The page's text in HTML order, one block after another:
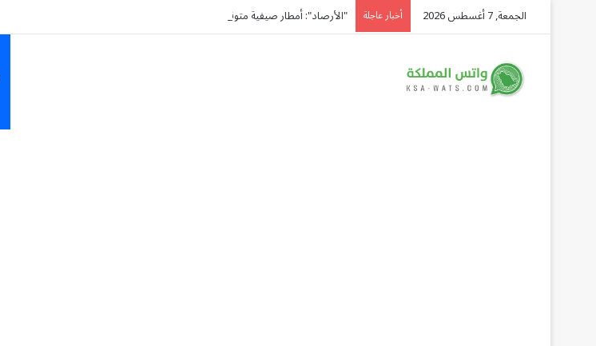
الجمعة, 7 أغسطس 2026 أخبار عاجلة "الأرصاد": أمطار صيفية متوقعة على 7 مناطق